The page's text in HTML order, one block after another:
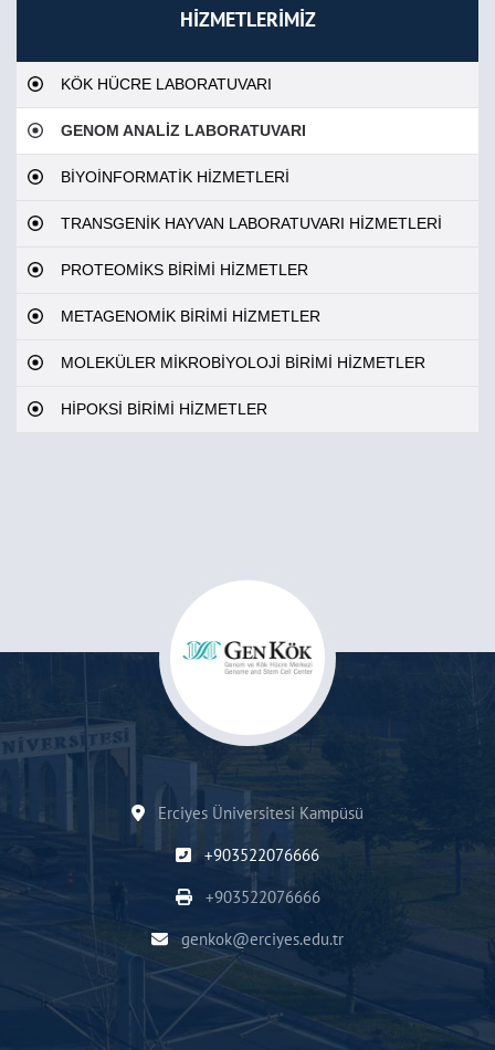
HİZMETLERİMİZ
KÖK HÜCRE LABORATUVARI
GENOM ANALİZ LABORATUVARI
BİYOİNFORMATİK HİZMETLERİ
TRANSGENİK HAYVAN LABORATUVARI HİZMETLERİ
PROTEOMİKS BİRİMİ HİZMETLER
METAGENOMİK BİRİMİ HİZMETLER
MOLEKÜLER MİKROBİYOLOJİ BİRİMİ HİZMETLER
HİPOKSİ BİRİMİ HİZMETLER
Erciyes Üniversitesi Kampüsü
+903522076666
+903522076666
genkok@erciyes.edu.tr